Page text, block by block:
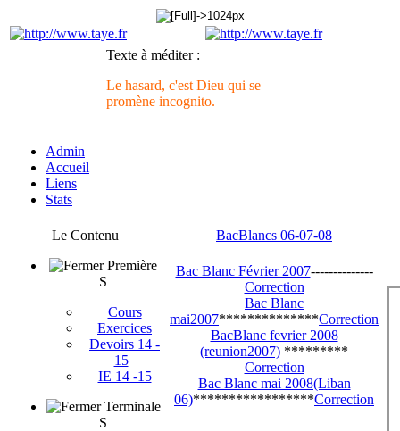
Texte à méditer :
Le hasard, c'est Dieu qui se
promène incognito.
Admin
Accueil
Liens
Stats
Le Contenu
Première
S
Cours
Exercices
Devoirs 14 -
15
IE 14 -15
Terminale
S
BacBlancs 06-07-08
Bac Blanc Février 2007--------------
Correction
Bac Blanc
mai2007**************Correction
BacBlanc fevrier 2008
(reunion2007) *********
Correction
Bac Blanc mai 2008(Liban
06)*****************Correction